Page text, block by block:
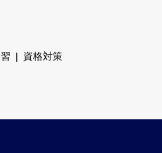
資格対策